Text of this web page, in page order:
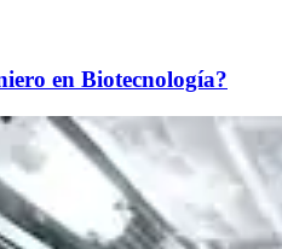
en Biotecnología?